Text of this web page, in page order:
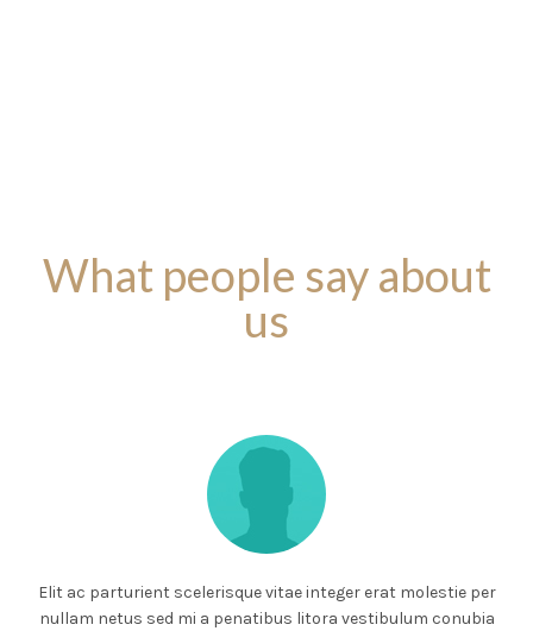
What people say about
us
Elit ac parturient scelerisque vitae integer erat molestie per
nullam netus sed mi a penatibus litora vestibulum conubia